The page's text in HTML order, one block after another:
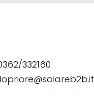
332160
lopriore@solareb2b.it